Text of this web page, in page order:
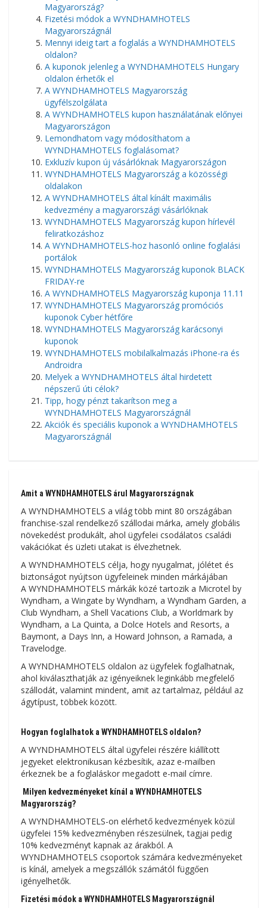
Magyarország?
Fizetési módok a WYNDHAMHOTELS
Magyarországnál
Mennyi ideig tart a foglalás a WYNDHAMHOTELS
oldalon?
A kuponok jelenleg a WYNDHAMHOTELS Hungary
oldalon érhetők el
A WYNDHAMHOTELS Magyarország
ügyfélszolgálata
A WYNDHAMHOTELS kupon használatának előnyei
Magyarországon
Lemondhatom vagy módosíthatom a
WYNDHAMHOTELS foglalásomat?
Exkluzív kupon új vásárlóknak Magyarországon
WYNDHAMHOTELS Magyarország a közösségi
oldalakon
A WYNDHAMHOTELS által kínált maximális
kedvezmény a magyarországi vásárlóknak
WYNDHAMHOTELS Magyarország kupon hírlevél
feliratkozáshoz
A WYNDHAMHOTELS-hoz hasonló online foglalási
portálok
WYNDHAMHOTELS Magyarország kuponok BLACK
FRIDAY-re
A WYNDHAMHOTELS Magyarország kuponja 11.11
WYNDHAMHOTELS Magyarország promóciós
kuponok Cyber ​​​​hétfőre
WYNDHAMHOTELS Magyarország karácsonyi
kuponok
WYNDHAMHOTELS mobilalkalmazás iPhone-ra és
Androidra
Melyek a WYNDHAMHOTELS által hirdetett
népszerű úti célok?
Tipp, hogy pénzt takarítson meg a
WYNDHAMHOTELS Magyarországnál
Akciók és speciális kuponok a WYNDHAMHOTELS
Magyarországnál
Amit a WYNDHAMHOTELS árul Magyarországnak
A WYNDHAMHOTELS a világ több mint 80 országában
franchise-szal rendelkező szállodai márka, amely globális
növekedést produkált, ahol ügyfelei csodálatos családi
vakációkat és üzleti utakat is élvezhetnek.
A WYNDHAMHOTELS célja, hogy nyugalmat, jólétet és
biztonságot nyújtson ügyfeleinek minden márkájában
A WYNDHAMHOTELS márkák közé tartozik a Microtel by
Wyndham, a Wingate by Wyndham, a Wyndham Garden, a
Club Wyndham, a Shell Vacations Club, a Worldmark by
Wyndham, a La Quinta, a Dolce Hotels and Resorts, a
Baymont, a Days Inn, a Howard Johnson, a Ramada, a
Travelodge.
A WYNDHAMHOTELS oldalon az ügyfelek foglalhatnak,
ahol kiválaszthatják az igényeiknek leginkább megfelelő
szállodát, valamint mindent, amit az tartalmaz, például az
ágytípust, többek között.
Hogyan foglalhatok a WYNDHAMHOTELS oldalon?
A WYNDHAMHOTELS által ügyfelei részére kiállított
jegyeket elektronikusan kézbesítik, azaz e-mailben
érkeznek be a foglaláskor megadott e-mail címre.
Milyen kedvezményeket kínál a WYNDHAMHOTELS
Magyarország?
A WYNDHAMHOTELS-on elérhető kedvezmények közül
ügyfelei 15% kedvezményben részesülnek, tagjai pedig
10% kedvezményt kapnak az árakból. A
WYNDHAMHOTELS csoportok számára kedvezményeket
is kínál, amelyek a megszállók számától függően
igényelhetők.
Fizetési módok a WYNDHAMHOTELS Magyarországnál